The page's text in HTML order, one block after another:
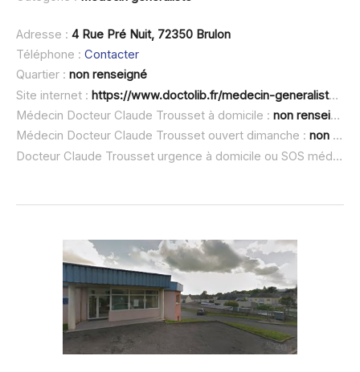
Adresse : 4 Rue Pré Nuit, 72350 Brulon
Téléphone : Contacter
Quartier : non renseigné
Site internet : https://www.doctolib.fr/medecin-generaliste/brulon/claude-trousset
Médecin Docteur Claude Trousset à domicile : non renseigné
Médecin Docteur Claude Trousset ouvert dimanche : non renseigné
Docteur Claude Trousset urgence à domicile ou SOS médecin :